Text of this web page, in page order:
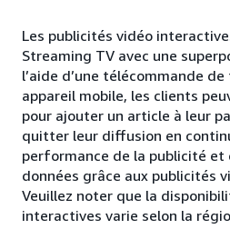
Les publicités vidéo
Streaming TV avec une
l’aide d’une télécommande de
appareil mobile, les clients
pour ajouter un article à leur
quitter leur diffusion en
performance de la publicité et
données grâce aux publicités
Veuillez noter que la
interactives varie selon la